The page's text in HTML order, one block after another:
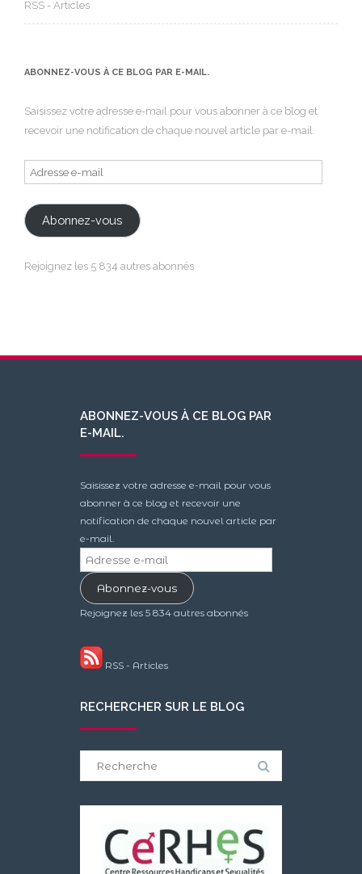
RSS - Articles
ABONNEZ-VOUS À CE BLOG PAR E-MAIL.
Saisissez votre adresse e-mail pour vous abonner à ce blog et
recevoir une notification de chaque nouvel article par e-mail.
Adresse
e-
mail
Abonnez-vous
Rejoignez les 5 834 autres abonnés
ABONNEZ-VOUS À CE BLOG PAR
E-MAIL.
Saisissez votre adresse e-mail pour vous
abonner à ce blog et recevoir une
notification de chaque nouvel article par
e-mail.
Adresse
e-
mailAbonnez-vous
Rejoignez les 5 834 autres abonnés
RSS - Articles
RECHERCHER SUR LE BLOG